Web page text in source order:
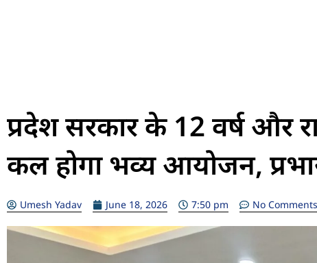
प्रदेश सरकार के 12 वर्ष और
कल होगा भव्य आयोजन,
Umesh Yadav June 18, 2026 7:50 pm No Comments